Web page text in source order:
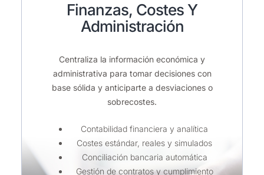
Finanzas, Costes Y
Administración
Centraliza la información económica y
administrativa para tomar decisiones con
base sólida y anticiparte a desviaciones o
sobrecostes.
Contabilidad financiera y analítica
Costes estándar, reales y simulados
Conciliación bancaria automática
Gestión de contratos y cumplimiento